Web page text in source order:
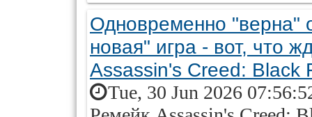
Одновременно "верна"
новая" игра - вот, что
Assassin's Creed: Black
Tue, 30 Jun 2026